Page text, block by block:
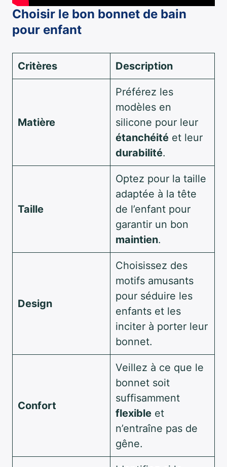
Choisir le bon bonnet de bain
pour enfant
Critères Description
Matière
Préférez les
modèles en
silicone pour leur
étanchéité et leur
durabilité.
Taille
Optez pour la taille
adaptée à la tête
de l’enfant pour
garantir un bon
maintien.
Design
Choisissez des
motifs amusants
pour séduire les
enfants et les
inciter à porter leur
bonnet.
Confort
Veillez à ce que le
bonnet soit
suffisamment
flexible et
n’entraîne pas de
gêne.